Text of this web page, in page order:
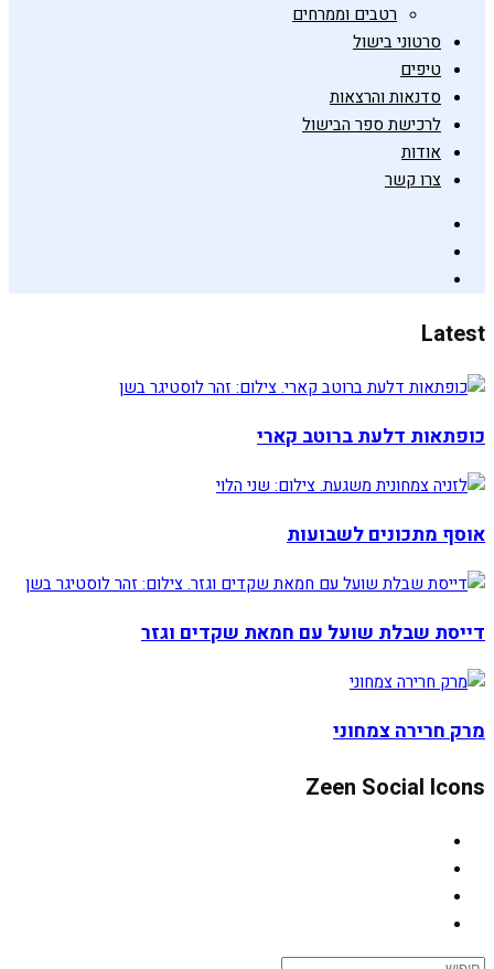
רטבים וממרחים
סרטוני בישול
טיפים
סדנאות והרצאות
לרכישת ספר הבישול
אודות
צרו קשר
Latest
כופתאות דלעת ברוטב קארי
אוסף מתכונים לשבועות
דייסת שבלת שועל עם חמאת שקדים וגזר
מרק חרירה צמחוני
Zeen Social Icons